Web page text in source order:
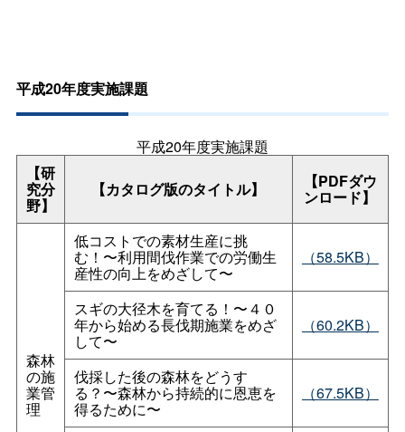
平成20年度実施課題
平成20年度実施課題
【研
究分
野】
【カタログ版のタイトル】 【PDFダウ
ンロード】
森林
の施
業管
理
低コストでの素材生産に挑
む！〜利用間伐作業での労働生
産性の向上をめざして〜
（58.5KB）
スギの大径木を育てる！〜４０
年から始める長伐期施業をめざ
して〜
（60.2KB）
伐採した後の森林をどうす
る？〜森林から持続的に恩恵を
得るために〜
（67.5KB）